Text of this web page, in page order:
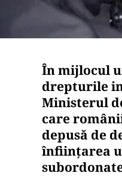
În mijlocul
drepturile
Ministerul
care
depusă de
înființarea